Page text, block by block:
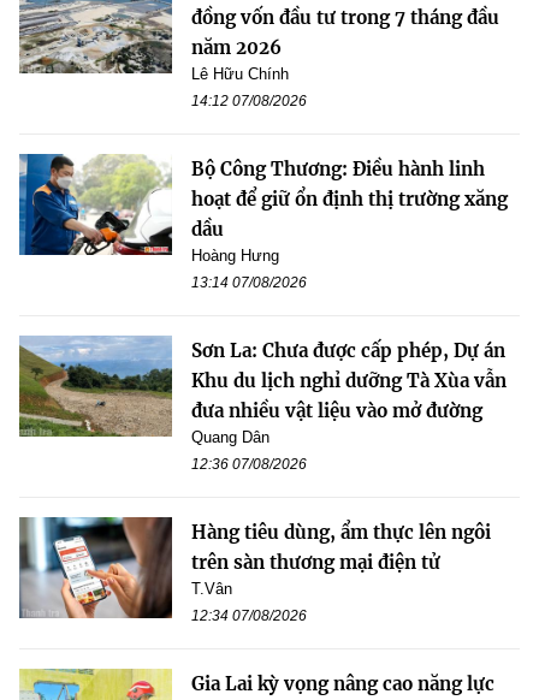
đồng vốn đầu tư trong 7 tháng đầu
năm 2026
Lê Hữu Chính
14:12 07/08/2026
Bộ Công Thương: Điều hành linh
hoạt để giữ ổn định thị trường xăng
dầu
Hoàng Hưng
13:14 07/08/2026
Sơn La: Chưa được cấp phép, Dự án
Khu du lịch nghỉ dưỡng Tà Xùa vẫn
đưa nhiều vật liệu vào mở đường
Quang Dân
12:36 07/08/2026
Hàng tiêu dùng, ẩm thực lên ngôi
trên sàn thương mại điện tử
T.Vân
12:34 07/08/2026
Gia Lai kỳ vọng nâng cao năng lực